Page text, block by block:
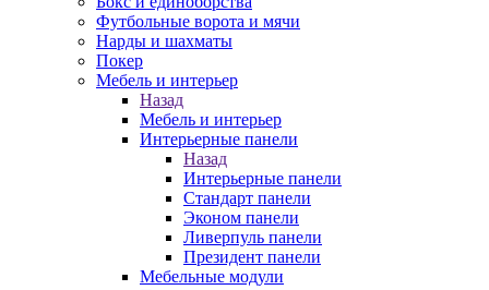
Футбольные ворота и мячи
Нарды и шахматы
Покер
Мебель и интерьер
Назад
Мебель и интерьер
Интерьерные панели
Назад
Интерьерные панели
Стандарт панели
Эконом панели
Ливерпуль панели
Президент панели
Мебельные модули